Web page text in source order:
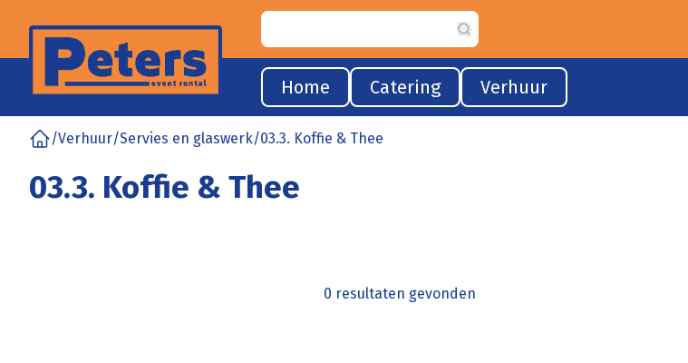
Search
Home Catering Verhuur
/Verhuur/Servies en glaswerk/03.3. Koffie & Thee
03.3. Koffie & Thee
0 resultaten gevonden